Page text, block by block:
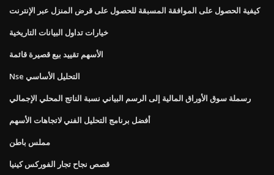
كيفية الحصول على الموافقة المسبقة للحصول على قرض المنزل عبر الإنترنت
خيارات تداول البيانات التاريخية
الأسهم تقييد بيع قصيرة قائمة
Nse التحليل الأساسي
رسملة سوق الأوراق المالية إلى الرسم البياني نسبة الناتج المحلي الإجمالي
أفضل برنامج التحليل الفني لاتجاهات الأسهم
مملس باطن
قصص نجاح تجار الفوركس كينيا